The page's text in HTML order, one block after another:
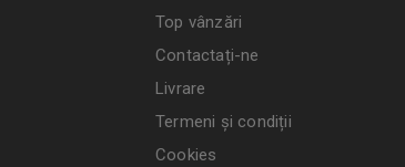
Top vânzări
Contactați-ne
Livrare
Termeni și condiții
Cookies